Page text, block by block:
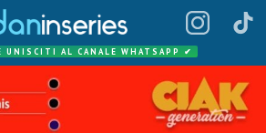
UNISCITI AL CANALE WHATSAPP ✔